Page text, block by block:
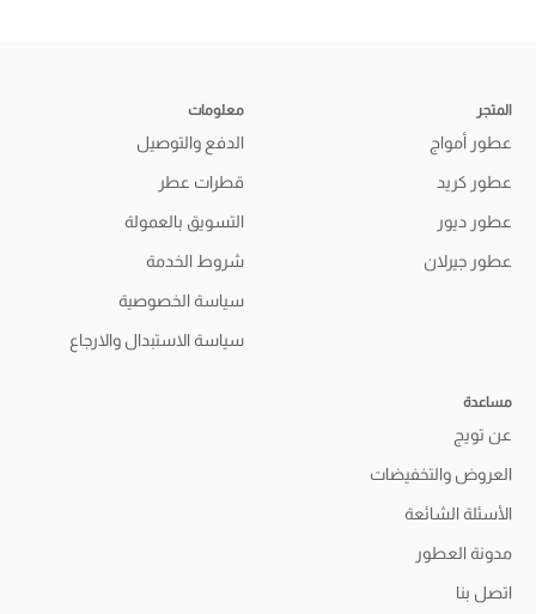
المتجر
عطور أمواج
عطور كريد
عطور ديور
عطور جيرلان
معلومات
الدفع والتوصيل
قطرات عطر
التسويق بالعمولة
شروط الخدمة
سياسة الخصوصية
سياسة الاستبدال والارجاع
مساعدة
عن تويج
العروض والتخفيضات
الأسئلة الشائعة
مدونة العطور
اتصل بنا